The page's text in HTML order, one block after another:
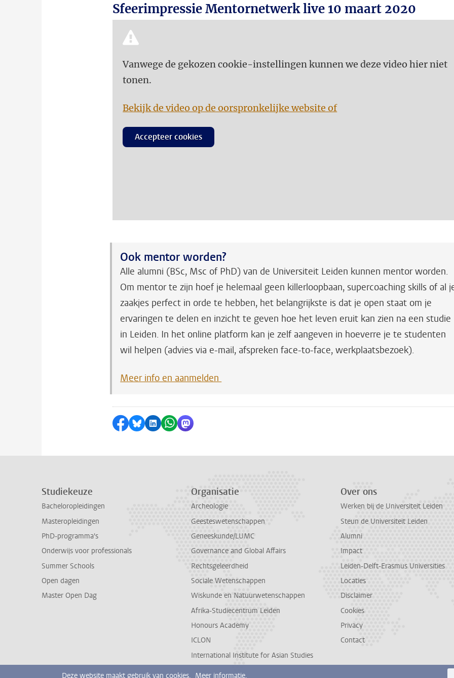
Sfeerimpressie Mentornetwerk live 10 maart 2020
Vanwege de gekozen cookie-instellingen kunnen we deze video hier niet
tonen.
Bekijk de video op de oorspronkelijke website of
Accepteer cookies
Ook mentor worden?
Alle alumni (BSc, Msc of PhD) van de Universiteit Leiden kunnen mentor worden.
Om mentor te zijn hoef je helemaal geen killerloopbaan, supercoaching skills of al
zaakjes perfect in orde te hebben, het belangrijkste is dat je open staat om je
ervaringen te delen en inzicht te geven hoe het leven eruit kan zien na een studie
in Leiden. In het online platform kan je zelf aangeven in hoeverre je te studenten
wil helpen (advies via e-mail, afspreken face-to-face, werkplaatsbezoek).
Meer info en aanmelden
Delen op Facebook
Delen via Bluesky
Delen op LinkedIn
Delen via WhatsApp
Delen via Mastodon
Studiekeuze
Bacheloropleidingen
Masteropleidingen
PhD-programma's
Onderwijs voor professionals
Summer Schools
Open dagen
Master Open Dag
Organisatie
Archeologie
Geesteswetenschappen
Geneeskunde/LUMC
Governance and Global Affairs
Rechtsgeleerdheid
Sociale Wetenschappen
Wiskunde en Natuurwetenschappen
Afrika-Studiecentrum Leiden
Honours Academy
ICLON
International Institute for Asian Studies
Over ons
Werken bij de Universiteit Leiden
Steun de Universiteit Leiden
Alumni
Impact
Leiden-Delft-Erasmus Universities
Locaties
Disclaimer
Cookies
Privacy
Contact
Deze website maakt gebruik van cookies. Meer informatie.